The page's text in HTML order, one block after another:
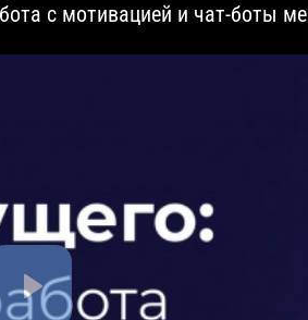
с мотивацией и чат-боты ме